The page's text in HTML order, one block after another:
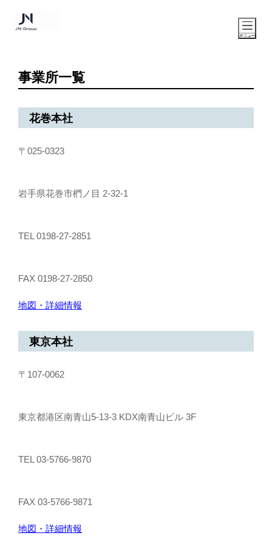
事業所一覧
花巻本社
〒025-0323
岩手県花巻市椚ノ目 2-32-1
TEL 0198-27-2851
FAX 0198-27-2850
地図・詳細情報
東京本社
〒107-0062
東京都港区南青山5-13-3 KDX南青山ビル 3F
TEL 03-5766-9870
FAX 03-5766-9871
地図・詳細情報